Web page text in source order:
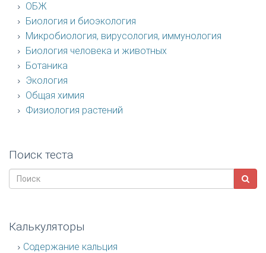
ОБЖ
Биология и биоэкология
Микробиология, вирусология, иммунология
Биология человека и животных
Ботаника
Экология
Общая химия
Физиология растений
Поиск теста
Калькуляторы
Содержание кальция